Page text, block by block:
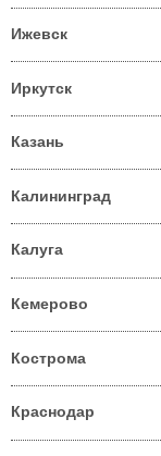
Ижевск
Иркутск
Казань
Калининград
Калуга
Кемерово
Кострома
Краснодар